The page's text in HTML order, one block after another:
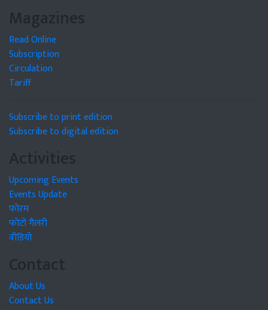
Magazines
Read Online
Subscription
Circulation
Tariff
Subscribe to print edition
Subscribe to digital edition
Activities
Upcoming Events
Events Update
फोरम
फोटो गैलरी
वीडियो
Contact
About Us
Contact Us